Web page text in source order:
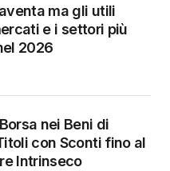
ma gli utili
e i settori più
2026
nei Beni di
con Sconti fino al
Intrinseco